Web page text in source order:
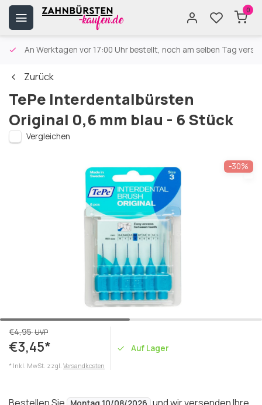
0
An Werktagen vor 17:00 Uhr bestellt, noch am selben Tag
Zurück
TePe Interdentalbürsten
Original 0,6 mm blau - 6 Stück
Vergleichen
-30%
€4,95UVP
€3,45*
* Inkl. MwSt. zzgl. Versandkosten
Auf Lager